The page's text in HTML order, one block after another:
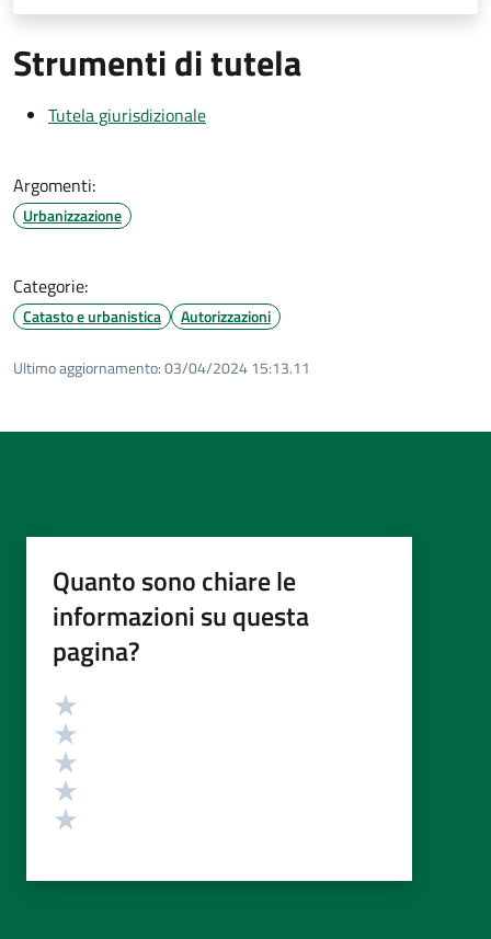
Strumenti di tutela
Tutela giurisdizionale
Argomenti:
Urbanizzazione
Categorie:
Catasto e urbanistica Autorizzazioni
Ultimo aggiornamento:03/04/2024 15:13.11
Quanto sono chiare le
informazioni su questa
pagina?
Valutazione